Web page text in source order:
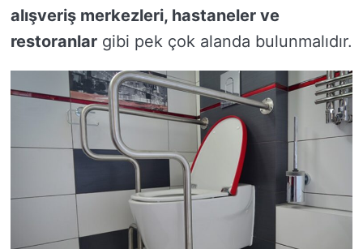
alışveriş merkezleri, hastaneler ve
restoranlar gibi pek çok alanda bulunmalıdır.